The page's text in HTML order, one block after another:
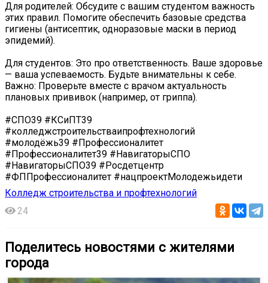
Для родителей: Обсудите с вашим студентом важность
этих правил. Помогите обеспечить базовые средства
гигиены (антисептик, одноразовые маски в период
эпидемий).
Для студентов: Это про ответственность. Ваше здоровье
— ваша успеваемость. Будьте внимательны к себе.
Важно: Проверьте вместе с врачом актуальность
плановых прививок (например, от гриппа).
#СПО39 #КСиПТ39
#колледжстроительстваипрофтехнологий
#молодёжь39 #Профессионалитет
#Профессионалитет39 #НавигаторыСПО
#НавигаторыСПО39 #Росдетцентр
#ФППрофессионалитет #нацпроектМолодежьидети
Колледж строительства и профтехнологий
24
Поделитесь новостями с жителями
города